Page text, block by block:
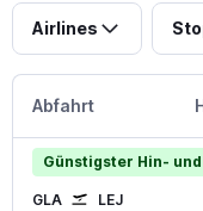
Airlines
Abfahrt
Günstigster Hin-
GLA LEJ